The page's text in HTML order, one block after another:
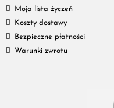
Moja lista życzeń
Koszty dostawy
Bezpieczne płatności
Warunki zwrotu